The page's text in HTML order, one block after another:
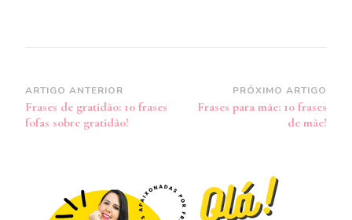
Navegação
de
ARTIGO ANTERIOR
Frases de gratidão: 10 frases
fofas sobre gratidão!
PRÓXIMO ARTIGO
Frases para mãe: 10 frases
de mãe!